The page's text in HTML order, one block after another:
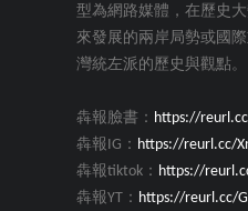
型為網路媒體，在歷史
來發展的兩岸局勢或國
灣統左派的歷史與觀點。
犇報臉書： https://
犇報IG： https://reurl.cc/
犇報tiktok： https://
犇報YT： https://reurl.cc/